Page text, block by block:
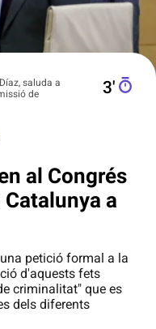
saluda a
de
3′
al Congrés
a
petició formal a la
d'aquests fets
criminalitat" que es
dels diferents